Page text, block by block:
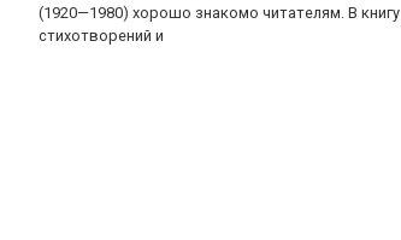
(1920—1980) хорошо знакомо читателям. В книгу
стихотворений и